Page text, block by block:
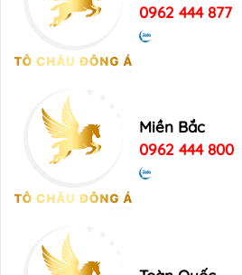
0962 444 877
Miền Bắc
0962 444 800